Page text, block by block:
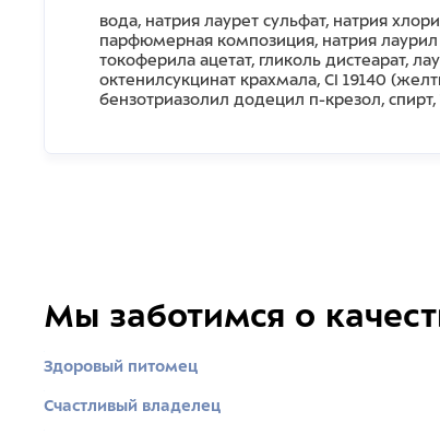
вода, натрия лаурет сульфат, натрия
парфюмерная композиция, натрия лаурил
токоферила ацетат, гликоль дистеарат,
октенилсукцинат крахмала, CI 19140
бензотриазолил додецил п-крезол,
Мы заботимся о
Здоровый питомец
Счастливый владелец